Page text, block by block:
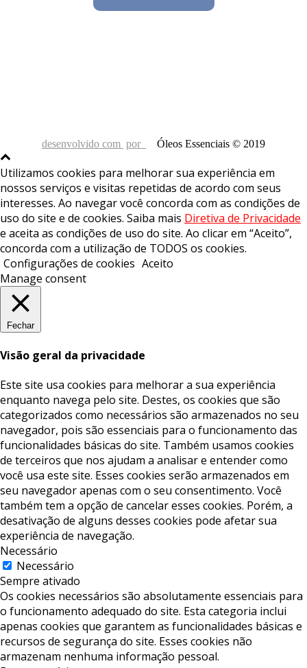
desenvolvido com por Óleos Essenciais © 2019
Utilizamos cookies para melhorar sua experiência em
nossos serviços e visitas repetidas de acordo com seus
interesses. Ao navegar você concorda com as condições de
uso do site e de cookies. Saiba mais Diretiva de Privacidade
e aceita as condições de uso do site. Ao clicar em “Aceito”,
concorda com a utilização de TODOS os cookies.
Configurações de cookies Aceito
Manage consent
Fechar
Visão geral da privacidade
Este site usa cookies para melhorar a sua experiência
enquanto navega pelo site. Destes, os cookies que são
categorizados como necessários são armazenados no seu
navegador, pois são essenciais para o funcionamento das
funcionalidades básicas do site. Também usamos cookies
de terceiros que nos ajudam a analisar e entender como
você usa este site. Esses cookies serão armazenados em
seu navegador apenas com o seu consentimento. Você
também tem a opção de cancelar esses cookies. Porém, a
desativação de alguns desses cookies pode afetar sua
experiência de navegação.
Necessário
Necessário
Sempre ativado
Os cookies necessários são absolutamente essenciais para
o funcionamento adequado do site. Esta categoria inclui
apenas cookies que garantem as funcionalidades básicas e
recursos de segurança do site. Esses cookies não
armazenam nenhuma informação pessoal.